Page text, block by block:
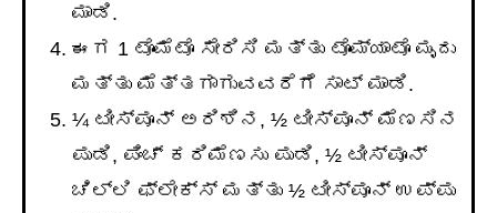
ಮಾಡಿ.
ಈಗ 1 ಟೊಮೆಟೊ ಸೇರಿಸಿ ಮತ್ತು ಟೊಮ್ಯಾಟೊ ಮೃದು
ಮತ್ತು ಮೆತ್ತಗಾಗುವವರೆಗೆ ಸಾಟ್ ಮಾಡಿ.
¼ ಟೀಸ್ಪೂನ್ ಅರಿಶಿನ, ½ ಟೀಸ್ಪೂನ್ ಮೆಣಸಿನ
ಪುಡಿ, ಪಿಂಚ್ ಕರಿಮೆಣಸು ಪುಡಿ, ½ ಟೀಸ್ಪೂನ್
ಚಿಲ್ಲಿ ಫ್ಲೇಕ್ಸ್ ಮತ್ತು ½ ಟೀಸ್ಪೂನ್ ಉಪ್ಪು